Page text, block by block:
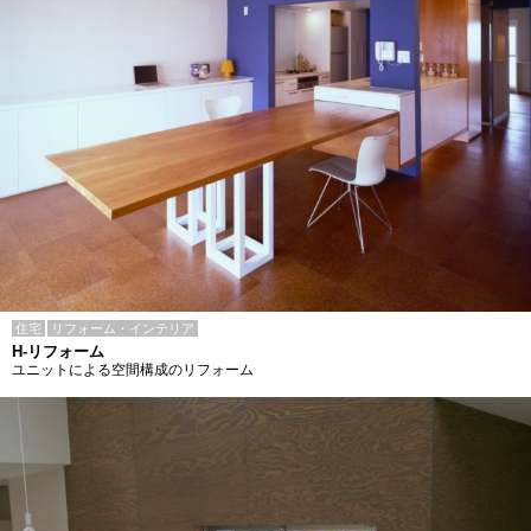
住宅 リフォーム・インテリア
H-リフォーム
ユニットによる空間構成のリフォーム